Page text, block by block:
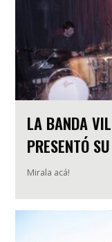
LA BANDA
PRESENTÓ
Mirala acá!